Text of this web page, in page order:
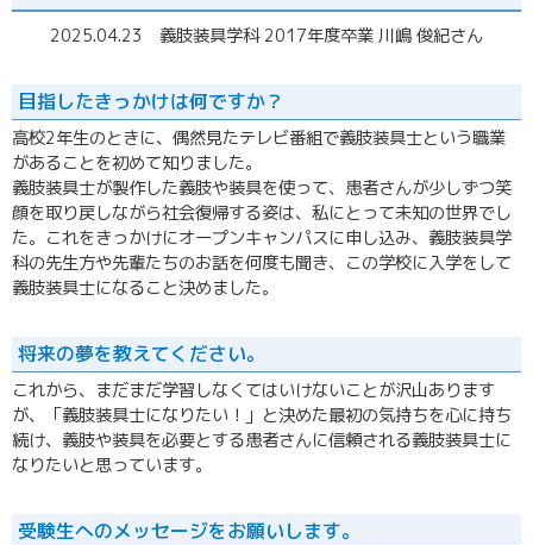
2025.04.23 義肢装具学科 2017年度卒業 川嶋 俊紀さん
目指したきっかけは何ですか？
高校2年生のときに、偶然見たテレビ番組で義肢装具士という職業
があることを初めて知りました。
義肢装具士が製作した義肢や装具を使って、患者さんが少しずつ笑
顔を取り戻しながら社会復帰する姿は、私にとって未知の世界でし
た。これをきっかけにオープンキャンパスに申し込み、義肢装具学
科の先生方や先輩たちのお話を何度も聞き、この学校に入学をして
義肢装具士になること決めました。
将来の夢を教えてください。
これから、まだまだ学習しなくてはいけないことが沢山あります
が、「義肢装具士になりたい！」と決めた最初の気持ちを心に持ち
続け、義肢や装具を必要とする患者さんに信頼される義肢装具士に
なりたいと思っています。
受験生へのメッセージをお願いします。